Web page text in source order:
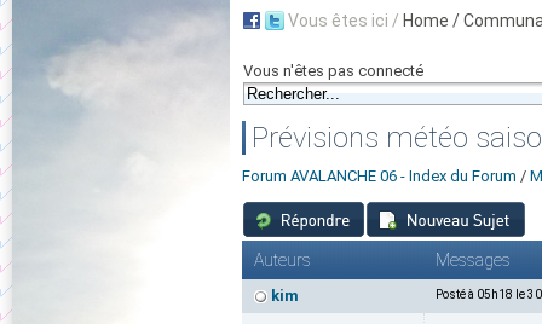
Vous êtes ici / Home /
Vous n'êtes pas connecté
Prévisions météo
Forum AVALANCHE 06 - Index du Forum /
Auteurs Messages
kim Posté à 05h18 le